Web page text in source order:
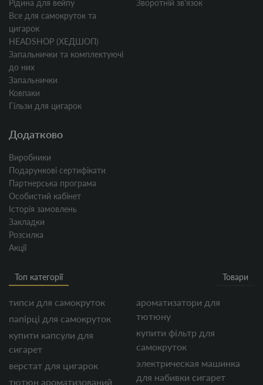
Рідина для вейпу
Все для самокруток та
цигарок
HEADSHOP (ХЕДШОП)
Запальнички та комплектуючі
до них
Запальнички
Ковпаки
Гільзи для цигарок
Зворотній звʼязок
Додатково
Виробники
Подарункові сертифікати
Партнерська програма
Особистий кабінет
Історія замовлень
Закладки
Розсилка
Акції
Топ категорії Товари
типси для самокруток
папірці для самокруток
купити капсули для
сигарет
верстат для цигарок
тютюн ароматизований
ароматизатори для
тютюну
купити фільтр для
самокруток
электрическая машинка
для набивки сигарет